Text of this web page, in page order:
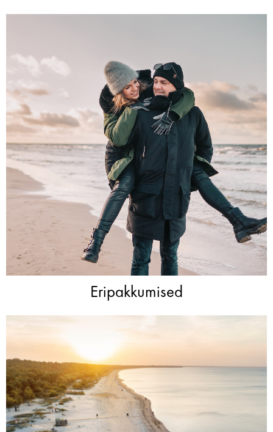
Eripakkumised